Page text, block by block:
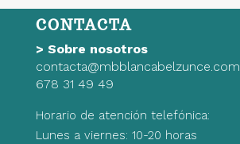
CONTACTA
> Sobre nosotros
contacta@mbblancabelzunce.com
678 31 49 49
Horario de atención telefónica:
Lunes a viernes: 10-20 horas